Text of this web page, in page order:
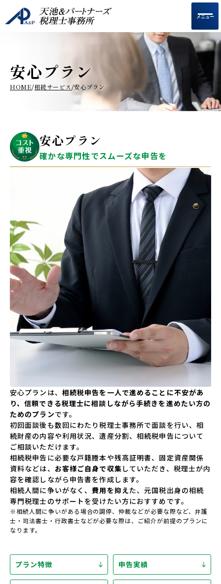
メニュー
安心プラン
HOME/相続サービス /安心プラン
安心プラン
確かな専門性でスムーズな申告を
安心プランは、 相続税申告を一人で進めることに不安があ
り、信頼できる税理士に相談しながら手続きを進めたい方の
ためのプランです。
初回面談後も数回にわたり税理士事務所で面談を行い、相
続財産の内容や利用状況、遺産分割、相続税申告について
ご相談いただけます。
相続税申告に必要な戸籍謄本や残高証明書、固定資産関係
資料などは、 お客様ご自身で収集 していただき、税理士が内
容を確認しながら申告書を作成します。
相続人間に争いがなく、費用を抑えた、元国税出身の相続
専門税理士のサポートを受けたい方におすすめです。
※相続人間に争いがある場合の調停、仲裁などが必要な際など、弁護
士・司法書士・行政書士などが必要な際は、ご紹介が前提のプランに
なります。
プラン特徴 申告実績